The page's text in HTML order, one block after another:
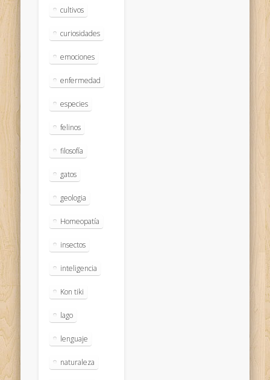
cultivos
curiosidades
emociones
enfermedad
especies
felinos
filosofía
gatos
geologia
Homeopatía
insectos
inteligencia
Kon tiki
lago
lenguaje
naturaleza